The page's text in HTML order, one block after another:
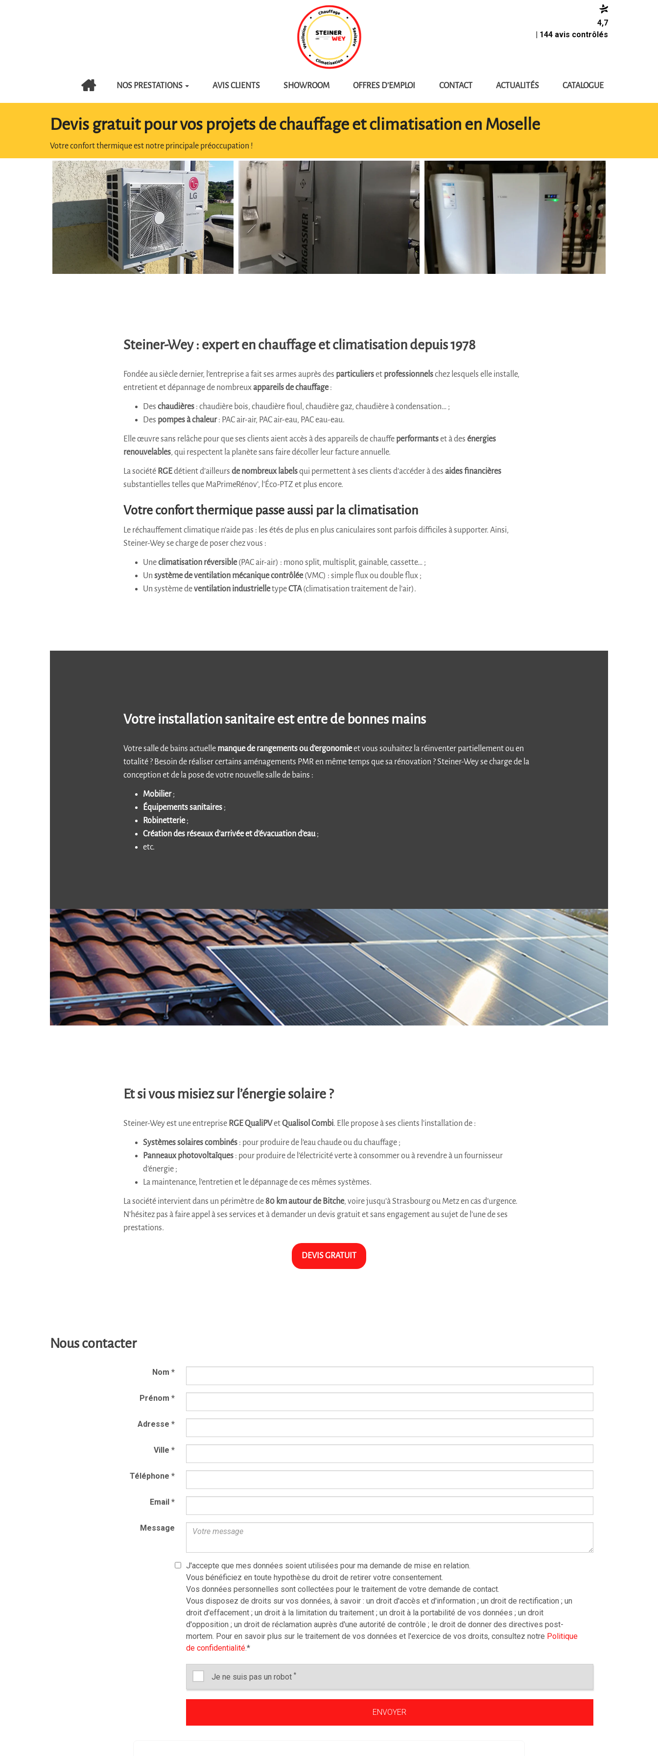
4,7
| 144 avis contrôlés
NOS PRESTATIONS AVIS CLIENTS SHOWROOM OFFRES D'EMPLOI CONTACT ACTUALITÉS CATALOGUE
Devis gratuit pour vos projets de chauffage et climatisation en Moselle
Votre confort thermique est notre principale préoccupation !
Steiner-Wey : expert en chauffage et climatisation depuis 1978
Fondée au siècle dernier, l’entreprise a fait ses armes auprès des particulierset professionnelschez lesquels elle installe,
entretient et dépannage de nombreuxappareils de chauffage:
Des chaudières : chaudière bois, chaudière fioul, chaudière gaz, chaudière à condensation… ;
Des pompes à chaleur: PAC air-air, PAC air-eau, PAC eau-eau.
Elle œuvre sans relâche pour que ses clients aient accès à des appareils de chauffe performantset à des énergies
renouvelables, qui respectent la planète sans faire décoller leur facture annuelle.
La société RGEdétient d’ailleurs de nombreux labelsqui permettent à ses clients d’accéder à des aides financières
substantielles telles que MaPrimeRénov’, l’Éco-PTZ et plus encore.
Votre confort thermique passe aussi par la climatisation
Le réchauffement climatique n’aide pas : les étés de plus en plus caniculaires sont parfois difficiles à supporter. Ainsi,
Steiner-Wey se charge de poser chez vous :
Uneclimatisation réversible(PAC air-air) : mono split, multisplit, gainable, cassette… ;
Un système de ventilation mécanique contrôlée(VMC) : simple flux ou double flux ;
Un système deventilation industrielletypeCTA(climatisation traitement de l’air).
Votre installation sanitaire est entre de bonnes mains
Votre salle de bains actuelle manque de rangements ou d’ergonomieet vous souhaitez la réinventer partiellement ou en
totalité ? Besoin de réaliser certains aménagements PMR en même temps que sa rénovation ? Steiner-Wey se charge de la
conception et de la pose de votre nouvelle salle de bains :
Mobilier;
Équipements sanitaires ;
Robinetterie;
Création des réseaux d’arrivée et d’évacuation d’eau;
etc.
Et si vous misiez sur l’énergie solaire ?
Steiner-Wey est une entreprise RGE QualiPVetQualisol Combi. Elle propose à ses clients l’installation de :
Systèmes solaires combinés : pour produire de l’eau chaude ou du chauffage ;
Panneaux photovoltaïques : pour produire de l’électricité verte à consommer ou à revendre à un fournisseur
d’énergie ;
La maintenance, l’entretien et le dépannage de ces mêmes systèmes.
La société intervient dans un périmètre de 80 km autour de Bitche, voire jusqu’à Strasbourg ou Metz en cas d’urgence.
N’hésitez pas à faire appel à ses services et à demander un devis gratuit et sans engagement au sujet de l’une de ses
prestations.
DEVIS GRATUIT
Nous contacter
Nom*
Prénom*
Adresse*
Ville*
Téléphone*
Email*
Message
J'accepte que mes données soient utilisées pour ma demande de mise en relation.
Vous bénéficiez en toute hypothèse du droit de retirer votre consentement.
Vos données personnelles sont collectées pour le traitement de votre demande de contact.
Vous disposez de droits sur vos données, à savoir : un droit d'accès et d'information ; un droit de rectification ; un
droit d'effacement ; un droit à la limitation du traitement ; un droit à la portabilité de vos données ; un droit
d'opposition ; un droit de réclamation auprès d'une autorité de contrôle ; le droit de donner des directives post-
mortem. Pour en savoir plus sur le traitement de vos données et l'exercice de vos droits, consultez notre Politique
de confidentialité.*
Je ne suis pas un robot *